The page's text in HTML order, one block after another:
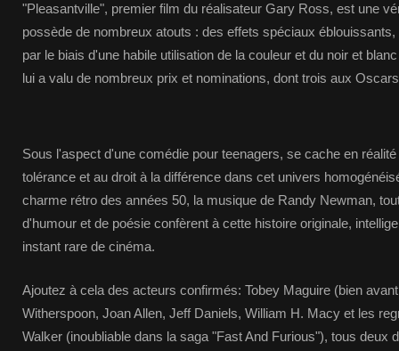
"Pleasantville", premier film du réalisateur Gary Ross, est une
possède de nombreux atouts : des effets spéciaux
par le biais d'une habile utilisation de la couleur et du noir et
lui a valu de nombreux prix et nominations, dont trois aux
Sous l'aspect d'une comédie pour teenagers, se cache en
tolérance et au droit à la différence dans cet univers
charme rétro des années 50, la musique de Randy Newman,
d'humour et de poésie confèrent à cette histoire originale,
instant rare de cinéma.
Ajoutez à cela des acteurs confirmés: Tobey Maguire (bien
Witherspoon, Joan Allen, Jeff Daniels, William H. Macy et les
Walker (inoubliable dans la saga "Fast And Furious"), tous deux